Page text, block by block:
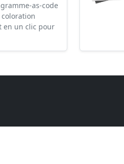
as-code
en un clic pour